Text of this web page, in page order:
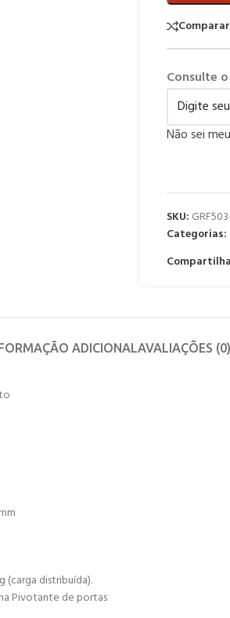
Comparar
Consulte
Não sei
SKU:
Categorias:
ADICIONAL AVALIAÇÕES (0)
(carga distribuída).
Pivotante de portas